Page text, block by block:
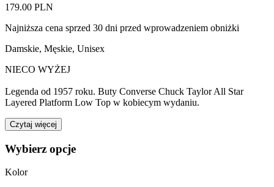
179.00 PLN
Najniższa cena sprzed 30 dni przed wprowadzeniem obniżki
Damskie, Męskie, Unisex
NIECO WYŻEJ
Legenda od 1957 roku. Buty Converse Chuck Taylor All Star
Layered Platform Low Top w kobiecym wydaniu.
Czytaj więcej
Wybierz opcje
Kolor